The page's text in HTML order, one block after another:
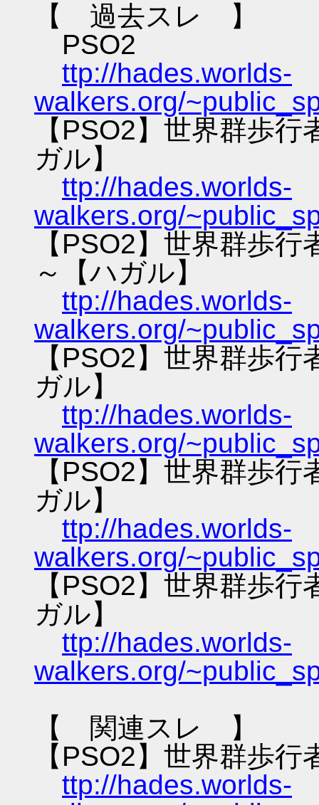
【 過去スレ 】
PSO2
ttp://hades.worlds-
walkers.org/
【PSO2】世界群歩
ガル】
ttp://hades.worlds-
walkers.org/
【PSO2】世界群歩
～【ハガル】
ttp://hades.worlds-
walkers.org/
【PSO2】世界群歩
ガル】
ttp://hades.worlds-
walkers.org/
【PSO2】世界群歩
ガル】
ttp://hades.worlds-
walkers.org/
【PSO2】世界群歩
ガル】
ttp://hades.worlds-
walkers.org/
【 関連スレ 】
【PSO2】世界群歩
ttp://hades.worlds-